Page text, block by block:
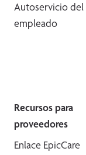
Autoservicio del
empleado
Recursos para
proveedores
Enlace EpicCare